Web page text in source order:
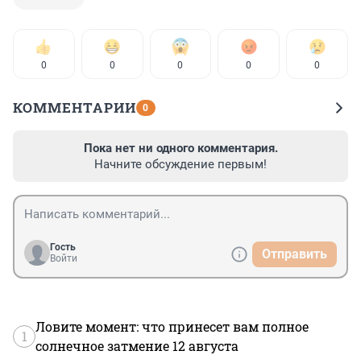
0 0 0 0 0
КОММЕНТАРИИ 0
Пока нет ни одного комментария.
Начните обсуждение первым!
Гость
Войти
Отправить
1
Ловите момент: что принесет вам полное
солнечное затмение 12 августа